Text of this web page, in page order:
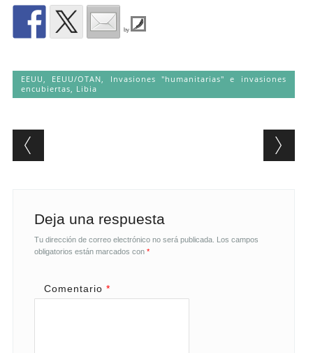
by
EEUU EEUU/OTAN
Invasiones "humanitarias" e invasiones
encubiertas
Libia
Post navigation
Deja una respuesta
Tu dirección de correo electrónico no será publicada. Los campos
obligatorios están marcados con *
Comentario *